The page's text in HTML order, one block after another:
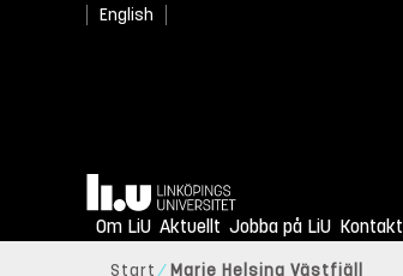
English
Hem
Om LiU Aktuellt Jobba på LiU Kontakt
Start Marie Helsing Västfjäll